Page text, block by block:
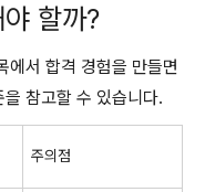
할까?
에서 합격 경험을 만들면
참고할 수 있습니다.
주의점